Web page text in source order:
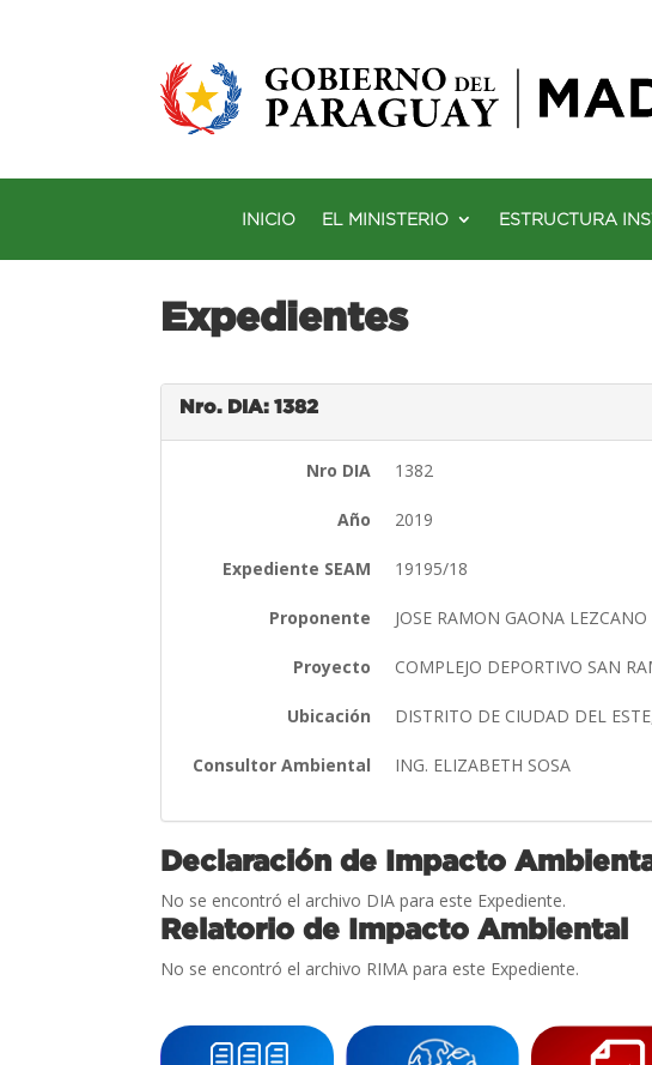
INICIO EL MINISTERIO ESTRUCTURA
Expedientes
Nro. DIA: 1382
Nro DIA 1382
Año 2019
Expediente SEAM 19195/18
Proponente JOSE RAMON GAONA LEZCANO
Proyecto COMPLEJO DEPORTIVO SAN
Ubicación DISTRITO DE CIUDAD DEL
Consultor Ambiental ING. ELIZABETH SOSA
Declaración de Impacto
No se encontró el archivo DIA para este Expediente.
Relatorio de Impacto Ambiental
No se encontró el archivo RIMA para este Expediente.